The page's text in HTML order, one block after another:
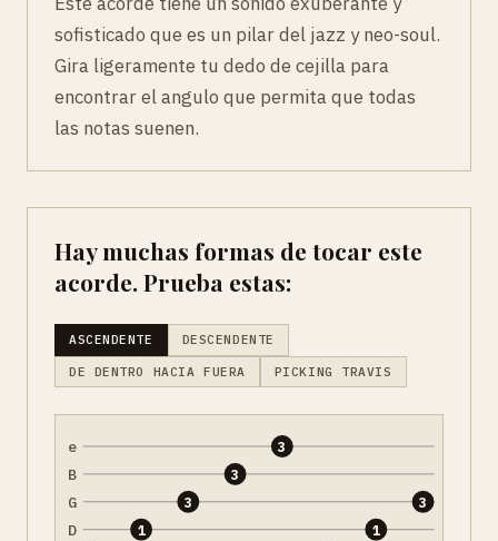
sofisticado que es un pilar del jazz y neo-soul.
Gira ligeramente tu dedo de cejilla para
encontrar el angulo que permita que todas
las notas suenen.
Hay muchas formas de tocar este
acorde. Prueba estas:
ASCENDENTE DESCENDENTE
DE DENTRO HACIA FUERA PICKING TRAVIS
e
B
G
D
1
3
3
3
1
3